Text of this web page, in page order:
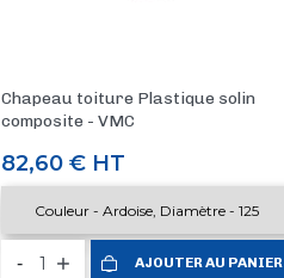
Chapeau toiture Plastique solin
composite - VMC
Prix
82,60 € HT
- AJOUTER AU PANIER